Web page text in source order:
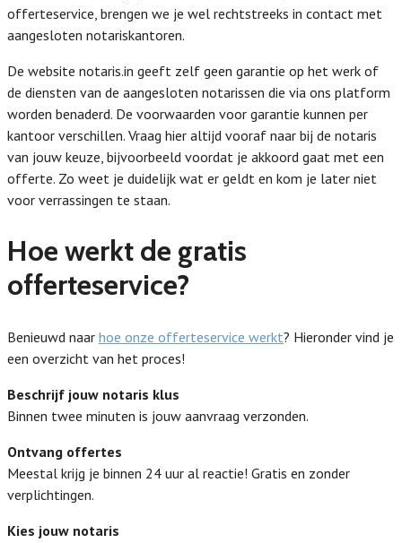
offerteservice, brengen we je wel rechtstreeks in contact met
aangesloten notariskantoren.
De website notaris.in geeft zelf geen garantie op het werk of
de diensten van de aangesloten notarissen die via ons platform
worden benaderd. De voorwaarden voor garantie kunnen per
kantoor verschillen. Vraag hier altijd vooraf naar bij de notaris
van jouw keuze, bijvoorbeeld voordat je akkoord gaat met een
offerte. Zo weet je duidelijk wat er geldt en kom je later niet
voor verrassingen te staan.
Hoe werkt de gratis
offerteservice?
Benieuwd naar hoe onze offerteservice werkt? Hieronder vind je
een overzicht van het proces!
Beschrijf jouw notaris klus
Binnen twee minuten is jouw aanvraag verzonden.
Ontvang offertes
Meestal krijg je binnen 24 uur al reactie! Gratis en zonder
verplichtingen.
Kies jouw notaris